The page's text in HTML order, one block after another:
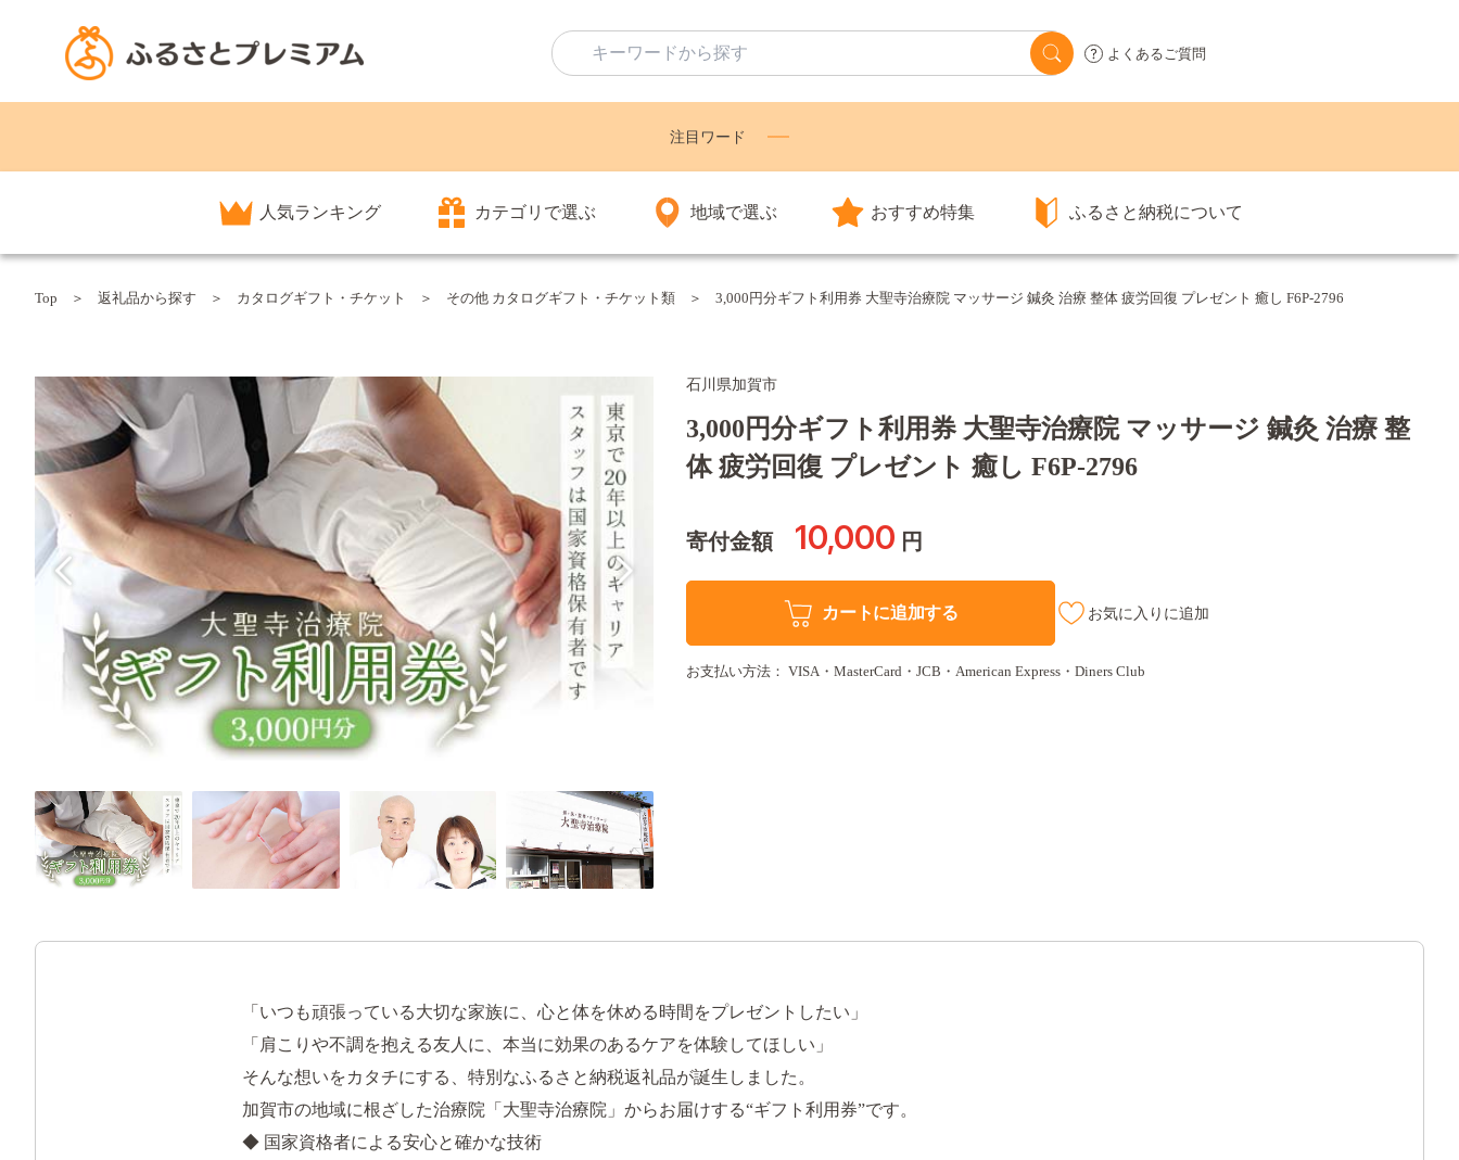
よくあるご質問
注目ワード
人気ランキング カテゴリで選ぶ 地域で選ぶ おすすめ特集 ふるさと納税について
Top 返礼品から探す カタログギフト・チケット その他 カタログギフト・チケット類 3,000円分ギフト利用券 大聖寺治療院 マッサージ 鍼灸 治療 整体 疲労回復 プレゼント 癒し F6P-2796
石川県加賀市
3,000円分ギフト利用券 大聖寺治療院 マッサージ 鍼灸 治療 整
体 疲労回復 プレゼント 癒し F6P-2796
寄付金額 10,000 円
カートに追加する お気に入りに追加
お支払い方法： VISA・MasterCard・JCB・American Express・Diners Club
「いつも頑張っている大切な家族に、心と体を休める時間をプレゼントしたい」
「肩こりや不調を抱える友人に、本当に効果のあるケアを体験してほしい」
そんな想いをカタチにする、特別なふるさと納税返礼品が誕生しました。
加賀市の地域に根ざした治療院「大聖寺治療院」からお届けする“ギフト利用券”です。
◆ 国家資格者による安心と確かな技術